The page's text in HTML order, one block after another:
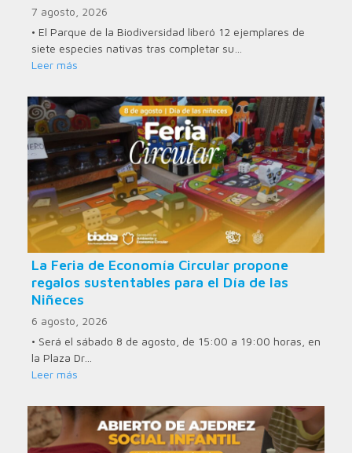
7 agosto, 2026
• El Parque de la Biodiversidad liberó 12 ejemplares de
siete especies nativas tras completar su…
Leer más
La Feria de Economía Circular propone
regalos sustentables para el Día de las
Niñeces
6 agosto, 2026
• Será el sábado 8 de agosto, de 15:00 a 19:00 horas, en
la Plaza Dr…
Leer más